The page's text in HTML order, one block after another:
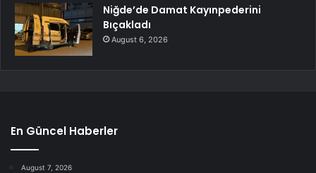
Niğde’de Damat Kayınpederini
Bıçakladı
August 6, 2026
En Güncel Haberler
August 7, 2026